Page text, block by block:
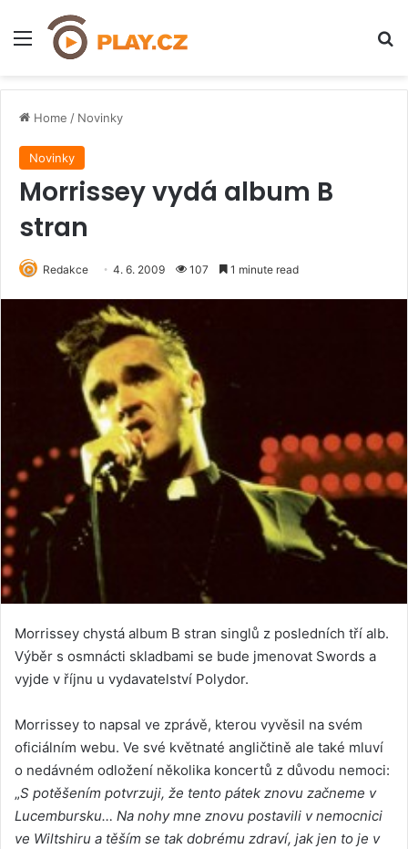
Menu
Home / Novinky
Novinky
Morrissey vydá album B
stran
Redakce 4. 6. 2009 107 1 minute read
Morrissey chystá album B stran singlů z posledních tří alb.
Výběr s osmnácti skladbami se bude jmenovat Swords a
vyjde v říjnu u vydavatelství Polydor.
Morrissey to napsal ve zprávě, kterou vyvěsil na svém
oficiálním webu. Ve své květnaté angličtině ale také mluví
o nedávném odložení několika koncertů z důvodu nemoci:
„S potěšením potvrzuji, že tento pátek znovu začneme v
Lucembursku… Na nohy mne znovu postavili v nemocnici
ve Wiltshiru a těším se tak dobrému zdraví, jak jen to je v